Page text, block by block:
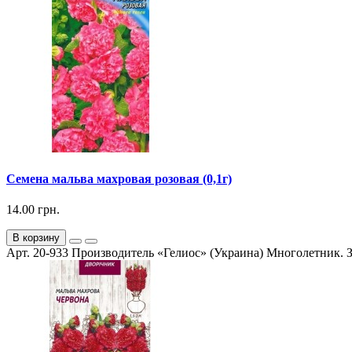
Семена мальва махровая розовая (0,1г)
14.00 грн.
В корзину
Арт. 20-933 Производитель «Гелиос» (Украина) Многолетник.